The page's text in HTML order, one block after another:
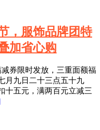
，服饰品牌团特
加省心购
券限时发放，三重面额福
月九日二十三点五十九
十五元，满两百元立减三